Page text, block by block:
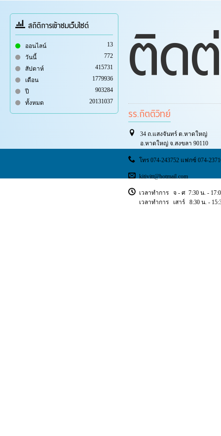
สถิติการเข้าชมเว็บไซต์
ออนไลน์
13
วันนี้
772
สัปดาห์
415731
เดือน
1779936
ปี
903284
ทั้งหมด
20131037 ติด
รร.กิตติวิทย์
34 ถ.แสงจันทร์ ต.หาดใหญ่
อ.หาดใหญ่ จ.สงขลา 90110
โทร 074-243752 แฟกซ์ 074-
kitivitt@hotmail.com
เวลาทำการ จ - ศ 7:30 น. -
เวลาทำการ เสาร์ 8:30 น. -